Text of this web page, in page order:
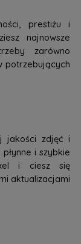
prestiżu i
najnowsze
zarówno
potrzebujących
jakości zdjęć i
i szybkie
i ciesz się
aktualizacjami